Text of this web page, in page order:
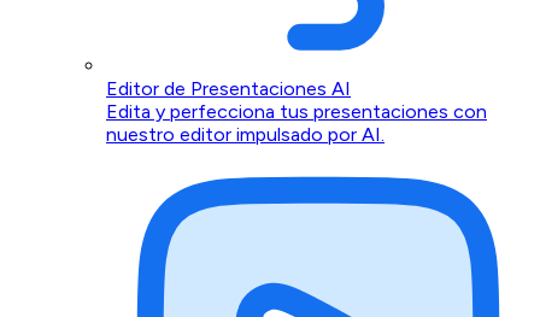
Editor de Presentaciones AI
Edita y perfecciona tus presentaciones con
nuestro editor impulsado por AI.